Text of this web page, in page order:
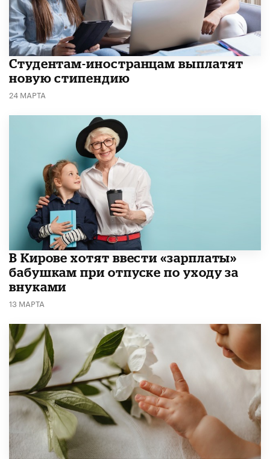
Студентам-иностранцам выплатят
новую стипендию
24 МАРТА
В Кирове хотят ввести «зарплаты»
бабушкам при отпуске по уходу за
внуками
13 МАРТА